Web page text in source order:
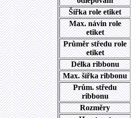
Šířka role etiket
Max. návin role
etiket
Průměr středu role
etiket
Délka ribbonu
Max. šířka ribbonu
Prům. středu
ribbonu
Rozměry